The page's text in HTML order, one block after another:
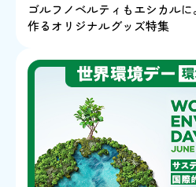
ゴルフノベルティもエシカル
作るオリジナルグッズ特集